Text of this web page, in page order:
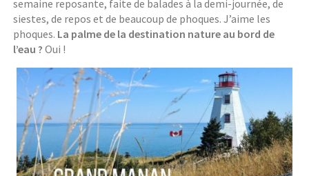
semaine reposante, faite de balades à la demi-journée, de
siestes, de repos et de beaucoup de phoques. J’aime les
phoques. La palme de la destination nature au bord de
l’eau ? Oui !